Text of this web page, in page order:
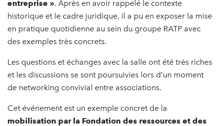
entreprise ». Après en avoir rappelé le contexte
historique et le cadre juridique, il a pu en exposer la mise
en pratique quotidienne au sein du groupe RATP avec
des exemples très concrets.
Les questions et échanges avec la salle ont été très riches
et les discussions se sont poursuivies lors d’un moment
de networking convivial entre associations.
Cet événement est un exemple concret de la
mobilisation par la Fondation des ressources et des